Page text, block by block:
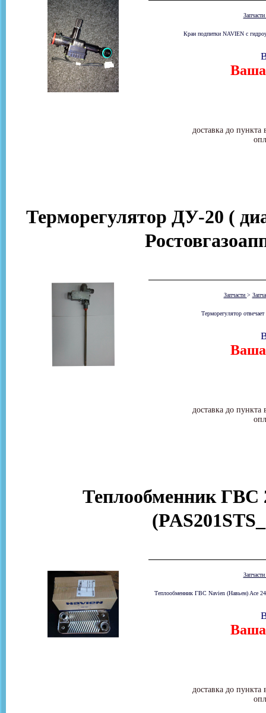
Запчасти
Кран подпитки NAVIEN с
Ваша
доставка до
Терморегулятор ДУ-20 (
Запчасти >
Терморегулятор
Ваша
доставка до
Теплообменник ГВС
Запчасти
Теплообменник ГВС Navien (Навьен) Ace
Ваша
доставка до